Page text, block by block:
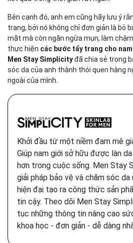
Bên cạnh đó, anh em cũng hãy lưu ý
trang, bởi nó không chỉ đơn giản là bỏ
mặt mà còn ngăn ngừa mụn, làm
thực hiện các bước tẩy trang cho
Men Stay Simplicityđã chia sẻ trong
sóc da của anh thành thói quen hàng
ngoài của mình.
Khởi đầu từ một niềm đam mê
Giúp nam giới sở hữu được làn
hơn trong cuộc sống. Men Stay
giải pháp bảo vệ và chăm sóc
hiện đại tạo ra công thức sản
tin cậy. Theo dõi Men Stay
tục những thông tin nâng cao
khoa học - đơn giản - dễ dàng